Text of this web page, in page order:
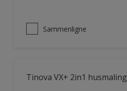
Sammenligne
Tinova VX+ 2in1 husmaling